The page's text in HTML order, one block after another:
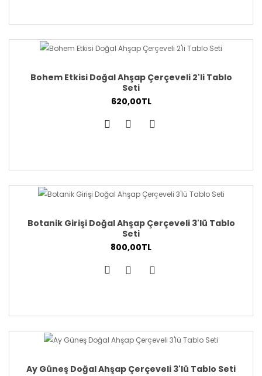
Bohem Etkisi Doğal Ahşap Çerçeveli 2'li Tablo
Seti
620,00TL
Botanik Girişi Doğal Ahşap Çerçeveli 3'lü Tablo
Seti
800,00TL
Ay Güneş Doğal Ahşap Çerçeveli 3'lü Tablo Seti